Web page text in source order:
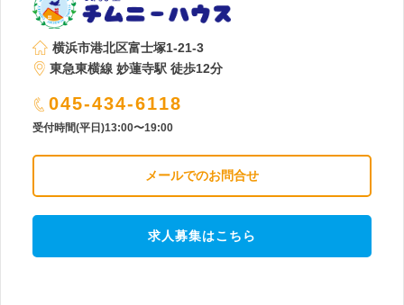
横浜市港北区富士塚1-21-3
東急東横線 妙蓮寺駅 徒歩12分
045-434-6118
受付時間(平日)13:00〜19:00
メールでのお問合せ
求人募集はこちら